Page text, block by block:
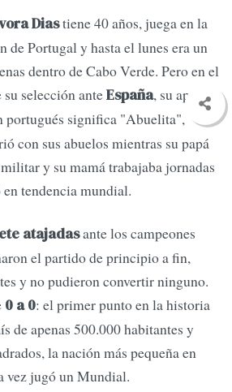
Diastiene 40 años, juega en la
de Portugal y hasta el lunes era un
dentro de Cabo Verde. Pero en el
selección anteEspaña, su apodo
portugués significa "Abuelita",
con sus abuelos mientras su papá
y su mamá trabajaba jornadas
tendencia mundial.
atajadasante los campeones
el partido de principio a fin,
y no pudieron convertir ninguno.
0 a 0: el primer punto en la historia
de apenas 500.000 habitantes y
la nación más pequeña en
vez jugó un Mundial.